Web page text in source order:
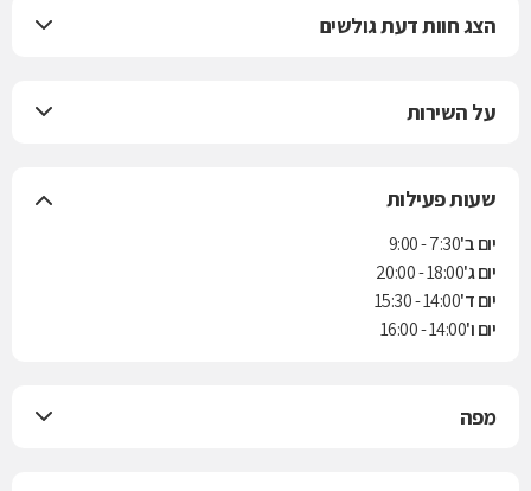
הצג חוות דעת גולשים
על השירות
שעות פעילות
יום ב'7:30 - 9:00
יום ג'18:00 - 20:00
יום ד'14:00 - 15:30
יום ו'14:00 - 16:00
מפה